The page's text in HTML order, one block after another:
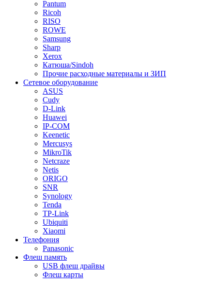
Pantum
Ricoh
RISO
ROWE
Samsung
Sharp
Xerox
Катюша/Sindoh
Прочие расходные материалы и ЗИП
Сетевое оборудование
ASUS
Cudy
D-Link
Huawei
IP-COM
Keenetic
Mercusys
MikroTik
Netcraze
Netis
ORIGO
SNR
Synology
Tenda
TP-Link
Ubiquiti
Xiaomi
Телефония
Panasonic
Флеш память
USB флеш драйвы
Флеш карты